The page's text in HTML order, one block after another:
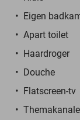
Eigen
Apart toilet
Haardroger
Douche
Flatscreen-tv